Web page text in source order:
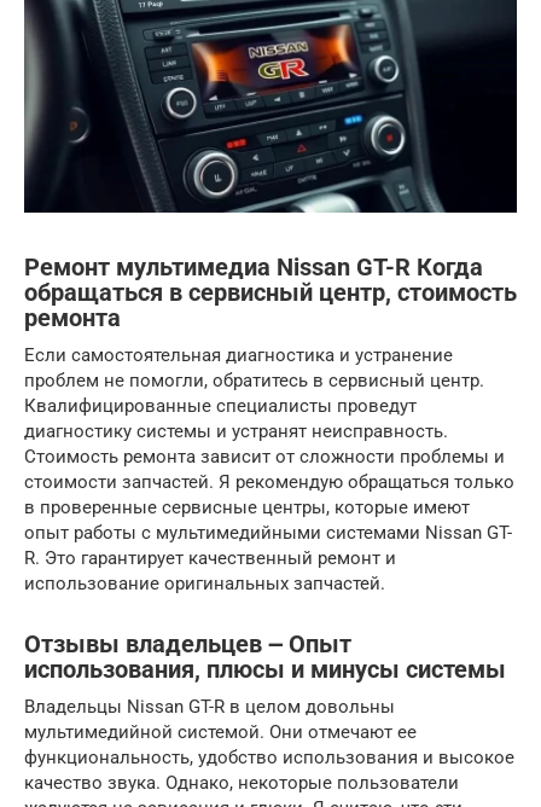
Ремонт мультимедиа Nissan GT-R Когда
обращаться в сервисный центр, стоимость
ремонта
Если самостоятельная диагностика и устранение
проблем не помогли, обратитесь в сервисный центр.
Квалифицированные специалисты проведут
диагностику системы и устранят неисправность.
Стоимость ремонта зависит от сложности проблемы и
стоимости запчастей. Я рекомендую обращаться только
в проверенные сервисные центры, которые имеют
опыт работы с мультимедийными системами Nissan GT-
R. Это гарантирует качественный ремонт и
использование оригинальных запчастей.
Отзывы владельцев ౼ Опыт
использования, плюсы и минусы системы
Владельцы Nissan GT-R в целом довольны
мультимедийной системой. Они отмечают ее
функциональность, удобство использования и высокое
качество звука. Однако, некоторые пользователи